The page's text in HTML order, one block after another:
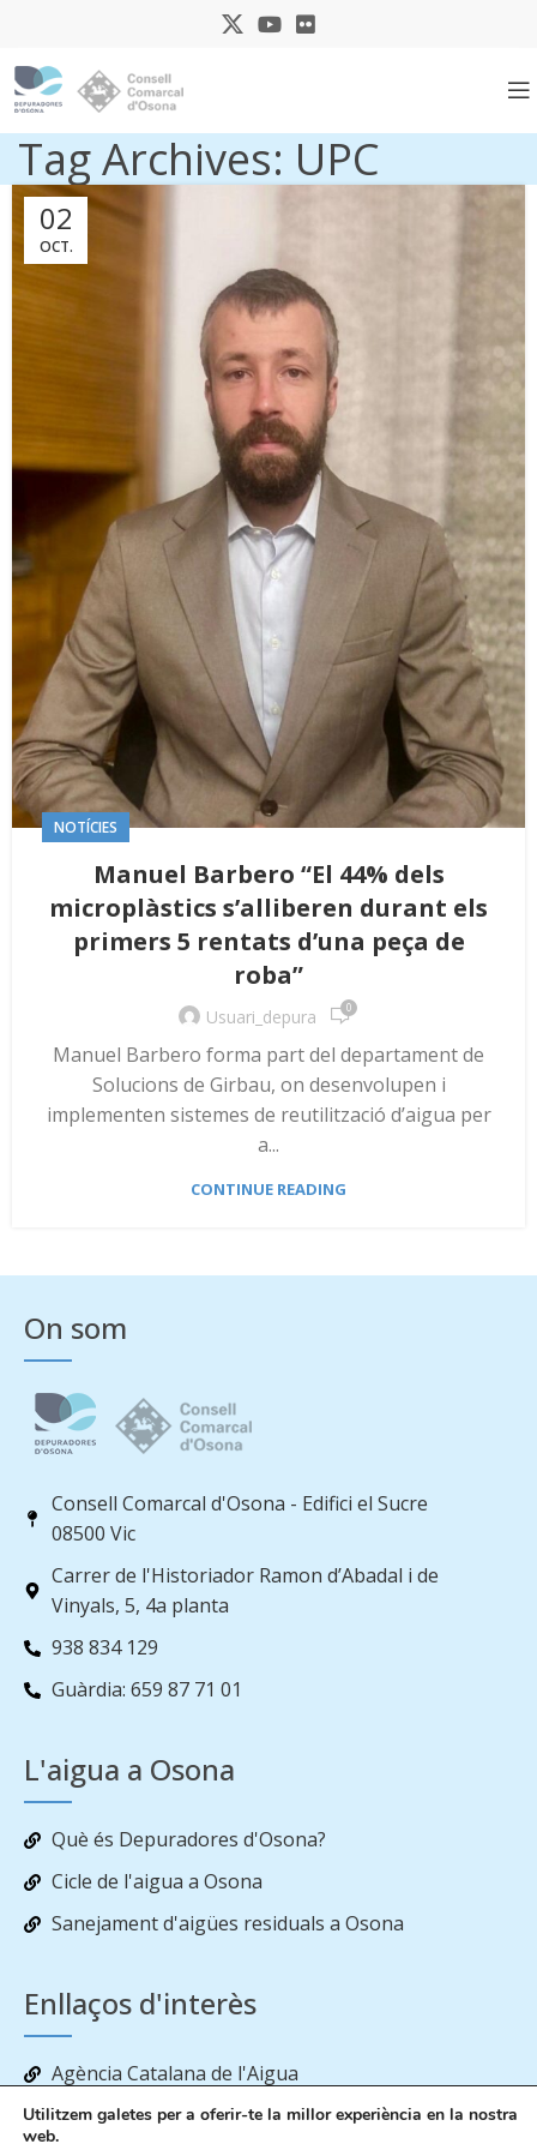
Tag Archives: UPC
02
OCT.
NOTÍCIES
Manuel Barbero “El 44% dels
microplàstics s’alliberen durant els
primers 5 rentats d’una peça de
roba”
Usuari_depura 0
Manuel Barbero forma part del departament de
Solucions de Girbau, on desenvolupen i
implementen sistemes de reutilització d’aigua per
a...
CONTINUE READING
On som
Consell Comarcal d'Osona - Edifici el Sucre
08500 Vic
Carrer de l'Historiador Ramon d’Abadal i de
Vinyals, 5, 4a planta
938 834 129
Guàrdia: 659 87 71 01
L'aigua a Osona
Què és Depuradores d'Osona?
Cicle de l'aigua a Osona
Sanejament d'aigües residuals a Osona
Enllaços d'interès
Agència Catalana de l'Aigua
Estat de les reserves d’aigua als embassaments
Utilitzem galetes per a oferir-te la millor experiència en la nostra
web.